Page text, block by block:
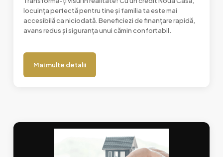
locuința perfectă pentru tine și familia ta este mai
accesibilă ca niciodată. Beneficiezi de finanțare rapidă,
avans redus și siguranța unui cămin confortabil.
Mai multe detalii